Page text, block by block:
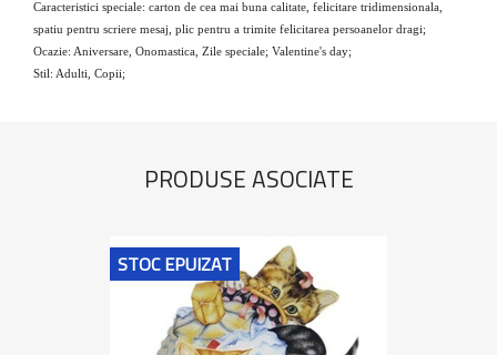
Caracteristici speciale: carton de cea mai buna calitate, felicitare tridimensionala,
spatiu pentru scriere mesaj, plic pentru a trimite felicitarea persoanelor dragi;
Ocazie: Aniversare, Onomastica, Zile speciale; Valentine's day;
Stil: Adulti, Copii;
PRODUSE ASOCIATE
STOC EPUIZAT